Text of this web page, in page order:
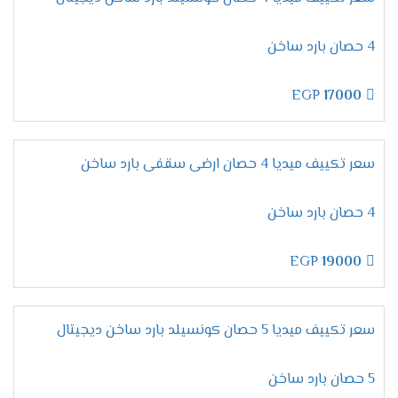
نوفر أفضل خدمة عملاء تعمل على مدار 24 ساعة لكى
تتميز بسهولة التعامل مع المستهلكين والأسلوب
الاسواق .
مبيعات تكييف ميديا 2026
لأن تكييفات ميديا من الاجهزة المتميزة التى تحصل
على أعلى نسبة مبيعات لإمكانياتها العالية والأسعار
تقدم لنا الشركة أرقام يتم استخدامها لكى يتم طلب
المكيف فقط اتصل علينا واختار المكيف المناسب لك
وأطلبه وسيتم ارسالة لحد باب البيت وجميع الاسعار
المتوافرة لكم شاملة التوريد والتركيب مجانا .
ضمان تكييف ميديا 2026
4 حصان بارد ساخن
17000
سعر تكييف ميديا 4 حصان ارضى سقفى بارد ساخن
4 حصان بارد ساخن
19000
سعر تكييف ميديا 5 حصان كونسيلد بارد ساخن ديجيتال
5 حصان بارد ساخن